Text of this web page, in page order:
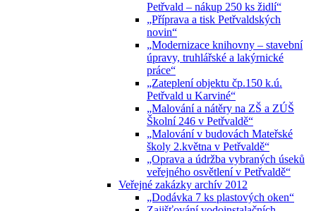
Petřvald – nákup 250 ks židlí“
„Příprava a tisk Petřvaldských
novin“
„Modernizace knihovny – stavební
úpravy, truhlářské a lakýrnické
práce“
„Zateplení objektu čp.150 k.ú.
Petřvald u Karviné“
„Malování a nátěry na ZŠ a ZÚŠ
Školní 246 v Petřvaldě“
„Malování v budovách Mateřské
školy 2.května v Petřvaldě“
„Oprava a údržba vybraných úseků
veřejného osvětlení v Petřvaldě“
Veřejné zakázky archív 2012
„Dodávka 7 ks plastových oken“